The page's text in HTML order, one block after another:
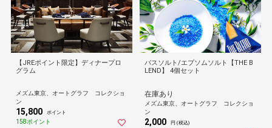
【JREポイント限定】ディナープロ
グラム
メズム東京、オートグラフ コレクショ
ン
15,800 ポイント
158ポイント
バスソルト/エプソムソルト【THE B
LEND】 4個セット
在庫あり
メズム東京、オートグラフ コレクショ
ン
2,000 円 (税込)